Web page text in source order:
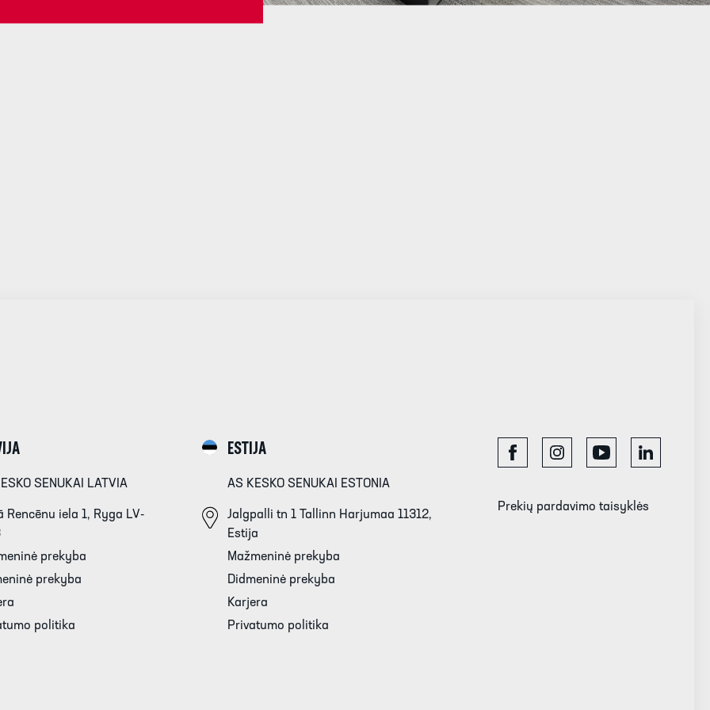
SENUKAI LATVIA
Rencēnu iela 1, Ryga LV-
prekyba
prekyba
politika
ESTIJA
AS KESKO SENUKAI ESTONIA
Jalgpalli tn 1 Tallinn Harjumaa 11312,
Estija
Mažmeninė prekyba
Didmeninė prekyba
Karjera
Privatumo politika
Prekių pardavimo taisyklės